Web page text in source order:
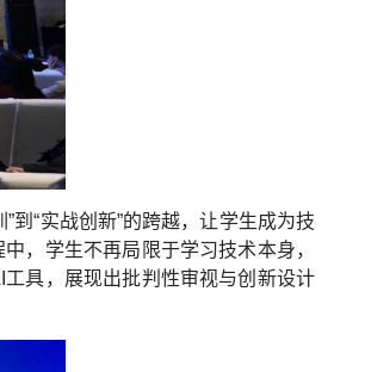
“实战创新”的跨越，让学生成为技
，学生不再局限于学习技术本身，
具，展现出批判性审视与创新设计